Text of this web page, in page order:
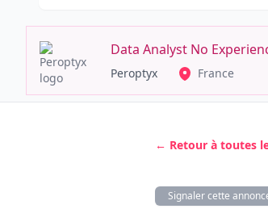
Data Analyst No
Peroptyx France
← Retour à toutes
Signaler cette